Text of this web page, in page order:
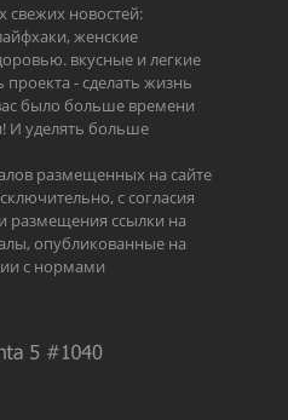
свежих новостей:
женские
вкусные и легкие
- сделать жизнь
было больше времени
И уделять больше
размещенных на сайте
с согласия
размещения ссылки на
опубликованные на
с нормами